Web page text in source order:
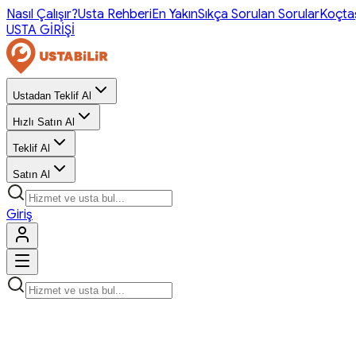
Nasıl Çalışır?Usta RehberiEn YakınSıkça Sorulan Sorular
USTA GİRİŞİ
Ustadan Teklif Al
Hızlı Satın Al
Teklif Al
Satın Al
Giriş